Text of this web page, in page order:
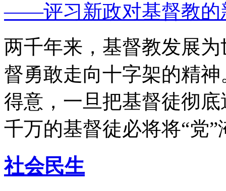
——评习新政对基督教的
两千年来，基督教发展
督勇敢走向十字架的精
得意，一旦把基督徒彻
千万的基督徒必将将“党”
社会民生